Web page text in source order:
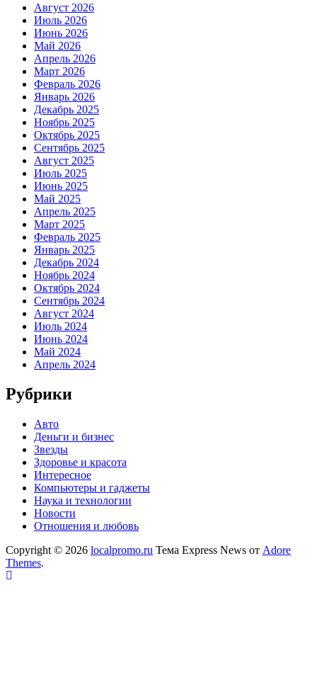
Август 2026
Июль 2026
Июнь 2026
Май 2026
Апрель 2026
Март 2026
Февраль 2026
Январь 2026
Декабрь 2025
Ноябрь 2025
Октябрь 2025
Сентябрь 2025
Август 2025
Июль 2025
Июнь 2025
Май 2025
Апрель 2025
Март 2025
Февраль 2025
Январь 2025
Декабрь 2024
Ноябрь 2024
Октябрь 2024
Сентябрь 2024
Август 2024
Июль 2024
Июнь 2024
Май 2024
Апрель 2024
Рубрики
Авто
Деньги и бизнес
Звезды
Здоровье и красота
Интересное
Компьютеры и гаджеты
Наука и технологии
Новости
Отношения и любовь
Copyright © 2026 localpromo.ru Тема Express News от Adore
Themes.